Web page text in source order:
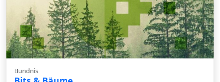
Bündnis